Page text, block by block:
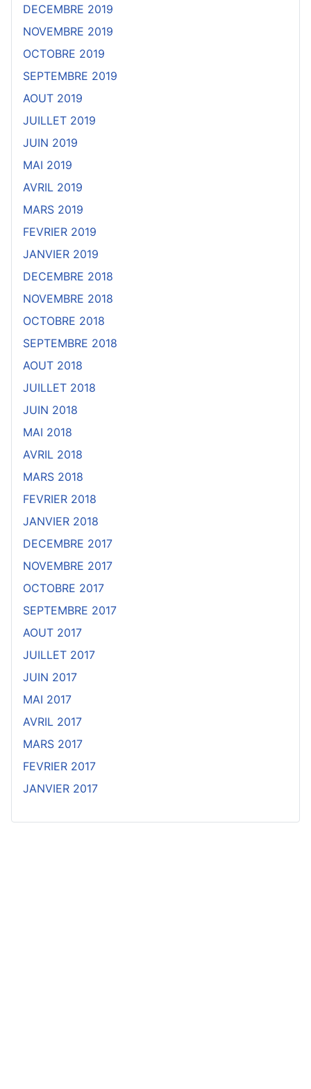
DECEMBRE 2019
NOVEMBRE 2019
OCTOBRE 2019
SEPTEMBRE 2019
AOUT 2019
JUILLET 2019
JUIN 2019
MAI 2019
AVRIL 2019
MARS 2019
FEVRIER 2019
JANVIER 2019
DECEMBRE 2018
NOVEMBRE 2018
OCTOBRE 2018
SEPTEMBRE 2018
AOUT 2018
JUILLET 2018
JUIN 2018
MAI 2018
AVRIL 2018
MARS 2018
FEVRIER 2018
JANVIER 2018
DECEMBRE 2017
NOVEMBRE 2017
OCTOBRE 2017
SEPTEMBRE 2017
AOUT 2017
JUILLET 2017
JUIN 2017
MAI 2017
AVRIL 2017
MARS 2017
FEVRIER 2017
JANVIER 2017